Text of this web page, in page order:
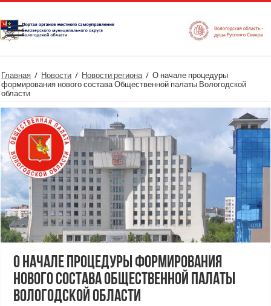
Главная / Новости / Новости региона / О начале процедуры
формирования нового состава Общественной палаты Вологодской
области
О начале процедуры формирования
нового состава Общественной палаты
Вологодской области